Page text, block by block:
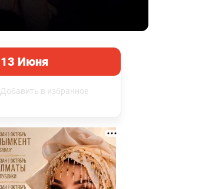
13 Июня
Добавить в избранное